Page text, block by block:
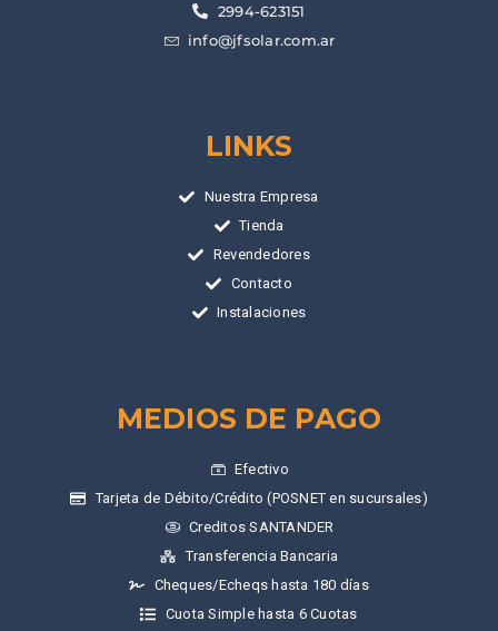
2994-623151
info@jfsolar.com.ar
LINKS
Nuestra Empresa
Tienda
Revendedores
Contacto
Instalaciones
MEDIOS DE PAGO
Efectivo
Tarjeta de Débito/Crédito (POSNET en sucursales)
Creditos SANTANDER
Transferencia Bancaria
Cheques/Echeqs hasta 180 días
Cuota Simple hasta 6 Cuotas